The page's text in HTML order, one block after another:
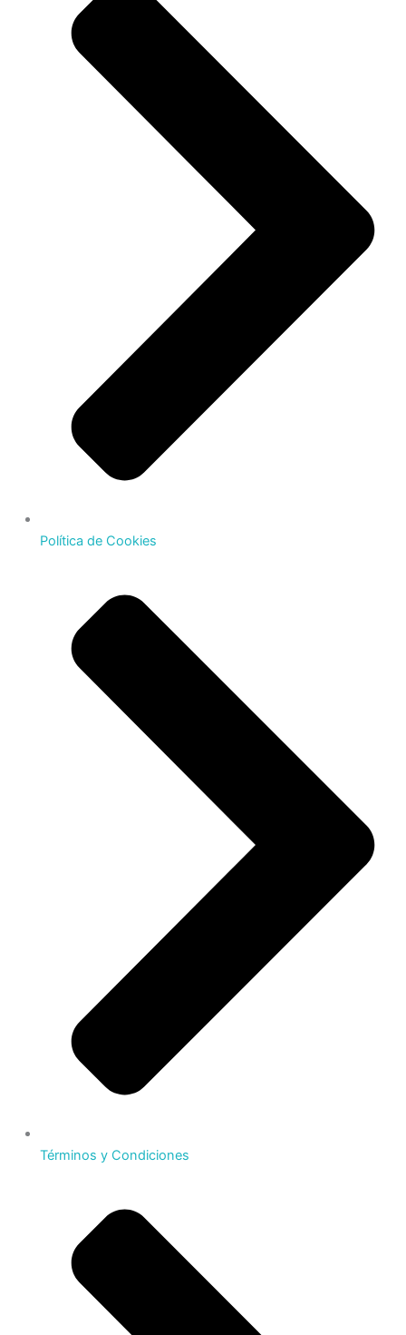
Política de Cookies
Términos y Condiciones